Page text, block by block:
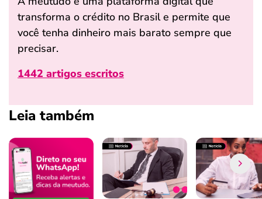
transforma o crédito no Brasil e permite que
você tenha dinheiro mais barato sempre que
precisar.
1442 artigos escritos
Leia também